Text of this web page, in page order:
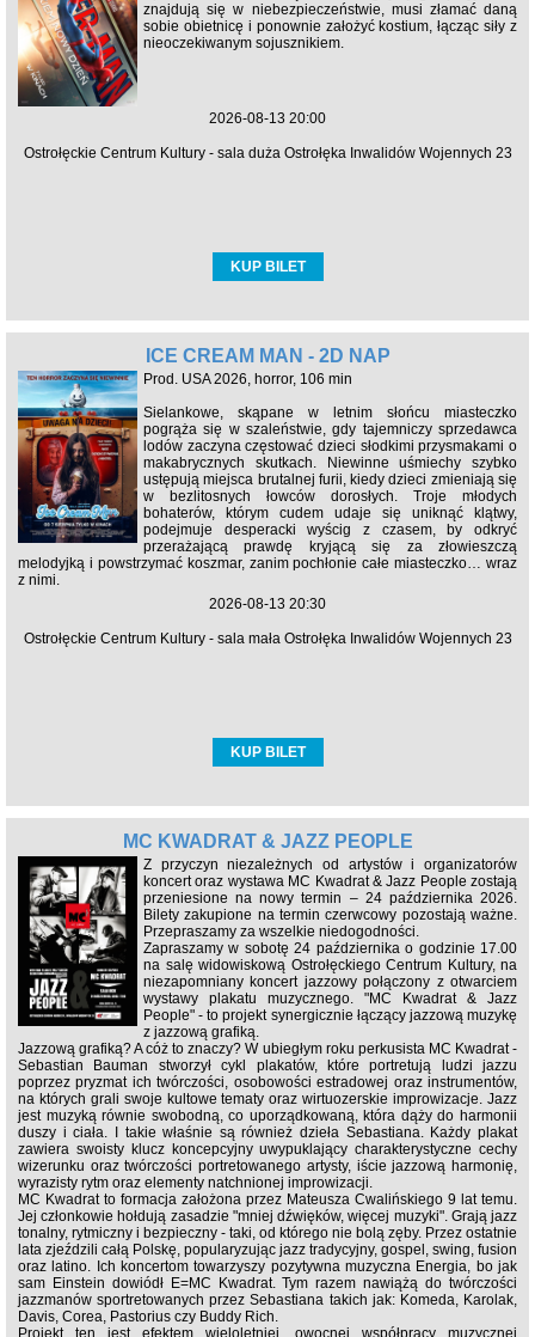
znajdują się w niebezpieczeństwie, musi złamać daną
sobie obietnicę i ponownie założyć kostium, łącząc siły z
nieoczekiwanym sojusznikiem.
2026-08-13 20:00
Ostrołęckie Centrum Kultury - sala duża Ostrołęka Inwalidów Wojennych 23
KUP BILET
ICE CREAM MAN - 2D NAP
Prod. USA 2026, horror, 106 min
Sielankowe, skąpane w letnim słońcu miasteczko
pogrąża się w szaleństwie, gdy tajemniczy sprzedawca
lodów zaczyna częstować dzieci słodkimi przysmakami o
makabrycznych skutkach. Niewinne uśmiechy szybko
ustępują miejsca brutalnej furii, kiedy dzieci zmieniają się
w bezlitosnych łowców dorosłych. Troje młodych
bohaterów, którym cudem udaje się uniknąć klątwy,
podejmuje desperacki wyścig z czasem, by odkryć
przerażającą prawdę kryjącą się za złowieszczą
melodyjką i powstrzymać koszmar, zanim pochłonie całe miasteczko… wraz
z nimi.
2026-08-13 20:30
Ostrołęckie Centrum Kultury - sala mała Ostrołęka Inwalidów Wojennych 23
KUP BILET
MC KWADRAT & JAZZ PEOPLE
Z przyczyn niezależnych od artystów i organizatorów
koncert oraz wystawa MC Kwadrat & Jazz People zostają
przeniesione na nowy termin – 24 października 2026.
Bilety zakupione na termin czerwcowy pozostają ważne.
Przepraszamy za wszelkie niedogodności.
Zapraszamy w sobotę 24 października o godzinie 17.00
na salę widowiskową Ostrołęckiego Centrum Kultury, na
niezapomniany koncert jazzowy połączony z otwarciem
wystawy plakatu muzycznego. "MC Kwadrat & Jazz
People" - to projekt synergicznie łączący jazzową muzykę
z jazzową grafiką.
Jazzową grafiką? A cóż to znaczy? W ubiegłym roku perkusista MC Kwadrat -
Sebastian Bauman stworzył cykl plakatów, które portretują ludzi jazzu
poprzez pryzmat ich twórczości, osobowości estradowej oraz instrumentów,
na których grali swoje kultowe tematy oraz wirtuozerskie improwizacje. Jazz
jest muzyką równie swobodną, co uporządkowaną, która dąży do harmonii
duszy i ciała. I takie właśnie są również dzieła Sebastiana. Każdy plakat
zawiera swoisty klucz koncepcyjny uwypuklający charakterystyczne cechy
wizerunku oraz twórczości portretowanego artysty, iście jazzową harmonię,
wyrazisty rytm oraz elementy natchnionej improwizacji.
MC Kwadrat to formacja założona przez Mateusza Cwalińskiego 9 lat temu.
Jej członkowie hołdują zasadzie "mniej dźwięków, więcej muzyki". Grają jazz
tonalny, rytmiczny i bezpieczny - taki, od którego nie bolą zęby. Przez ostatnie
lata zjeździli całą Polskę, popularyzując jazz tradycyjny, gospel, swing, fusion
oraz latino. Ich koncertom towarzyszy pozytywna muzyczna Energia, bo jak
sam Einstein dowiódł E=MC Kwadrat. Tym razem nawiążą do twórczości
jazzmanów sportretowanych przez Sebastiana takich jak: Komeda, Karolak,
Davis, Corea, Pastorius czy Buddy Rich.